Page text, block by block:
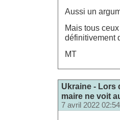
Aussi un
Mais tous
définitivement
MT
Ukraine - Lors
maire ne voit
7 avril 2022